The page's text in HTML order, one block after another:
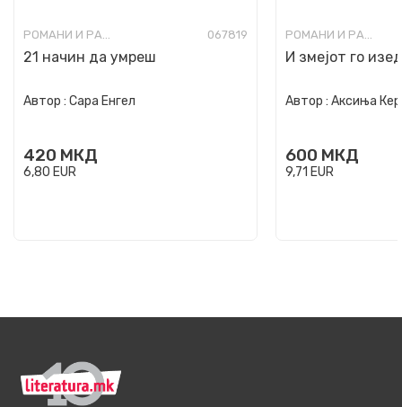
РОМАНИ И РАСКАЗИ ЗА МЛАДИ 067819
21 начин да умреш
Автор : Сара Енгел
420 МКД
6,80 EUR
РОМАНИ И РАСКАЗИ ЗА МЛАДИ
И змеjот го
Автор : Аксиња
600 МКД
9,71 EUR